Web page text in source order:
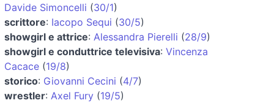
Davide Simoncelli (30/1)
scrittore: Iacopo Sequi (30/5)
showgirl e attrice: Alessandra Pierelli (28/9)
showgirl e conduttrice televisiva: Vincenza
Cacace (19/8)
storico: Giovanni Cecini (4/7)
wrestler: Axel Fury (19/5)